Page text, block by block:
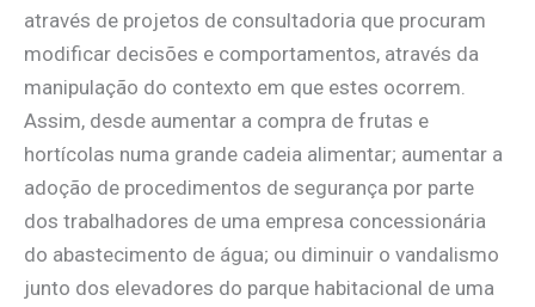
através de projetos de consultadoria que procuram
modificar decisões e comportamentos, através da
manipulação do contexto em que estes ocorrem.
Assim, desde aumentar a compra de frutas e
hortícolas numa grande cadeia alimentar; aumentar a
adoção de procedimentos de segurança por parte
dos trabalhadores de uma empresa concessionária
do abastecimento de água; ou diminuir o vandalismo
junto dos elevadores do parque habitacional de uma